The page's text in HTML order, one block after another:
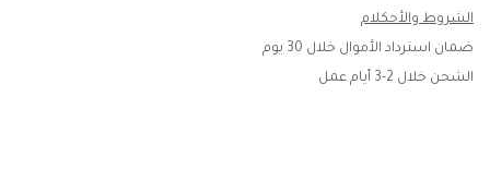
الشروط والأحكلام
ضمان استرداد الأموال خلال 30 يوم
الشحن خلال 2-3 أيام عمل